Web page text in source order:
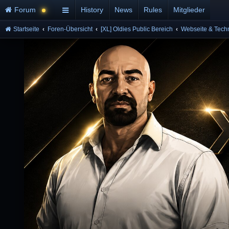
Forum History News Rules Mitglieder
Startseite Foren-Übersicht [XL] Oldies Public Bereich Webseite &